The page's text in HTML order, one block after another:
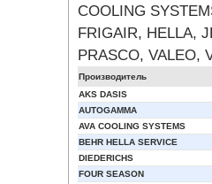
COOLING
FRIGAIR, HELLA,
PRASCO, VALEO,
Производитель
AKS DASIS
AUTOGAMMA
AVA COOLING SYSTEMS
BEHR HELLA SERVICE
DIEDERICHS
FOUR SEASON